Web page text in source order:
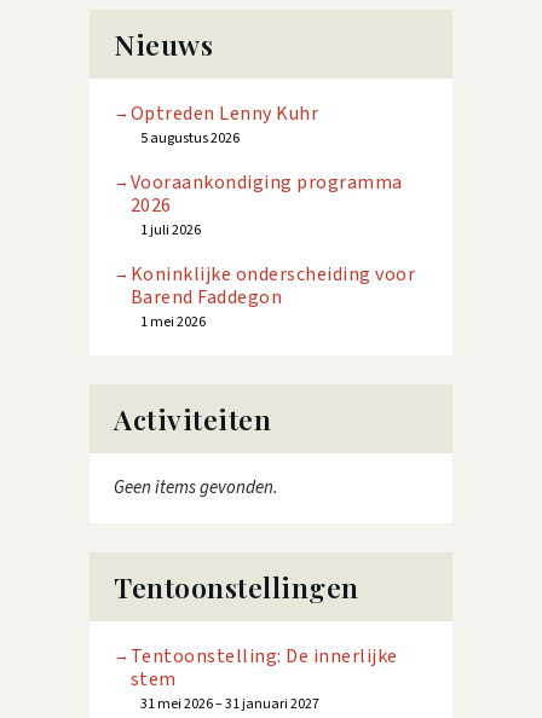
Nieuws
Optreden Lenny Kuhr
5 augustus 2026
Vooraankondiging programma
2026
1 juli 2026
Koninklijke onderscheiding voor
Barend Faddegon
1 mei 2026
Activiteiten
Geen items gevonden.
Tentoonstellingen
Tentoonstelling: De innerlijke
stem
31 mei 2026 – 31 januari 2027